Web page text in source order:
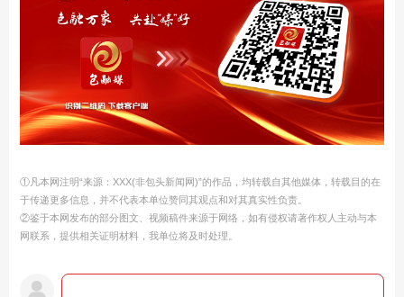
①凡本网注明“来源：XXX(非包头新闻网)”的作品，均转载自其他媒体，转载目的在
于传递更多信息，并不代表本单位赞同其观点和对其真实性负责。
②鉴于本网发布的部分图文、视频稿件来源于网络，如有侵权请著作权人主动与本
网联系，提供相关证明材料，我单位将及时处理。